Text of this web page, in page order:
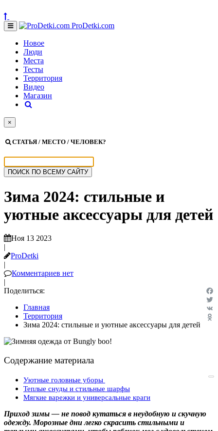
ProDetki.com
Новое
Люди
Места
Тесты
Территория
Видео
Магазин
×
СТАТЬЯ / МЕСТО / ЧЕЛОВЕК?
Зима 2024: стильные и
уютные аксессуары для детей
Ноя 13 2023
|
ProDetki
|
Комментариев нет
|
Поделиться:
VK
Главная
Территория
Зима 2024: стильные и уютные аксессуары для детей
Содержание материала
Уютные головные уборы
Теплые снуды и стильные шарфы
Мягкие варежки и универсальные краги
Приход зимы — не повод кутаться в неудобную и скучную
одежду. Морозные дни легко скрасить стильными и